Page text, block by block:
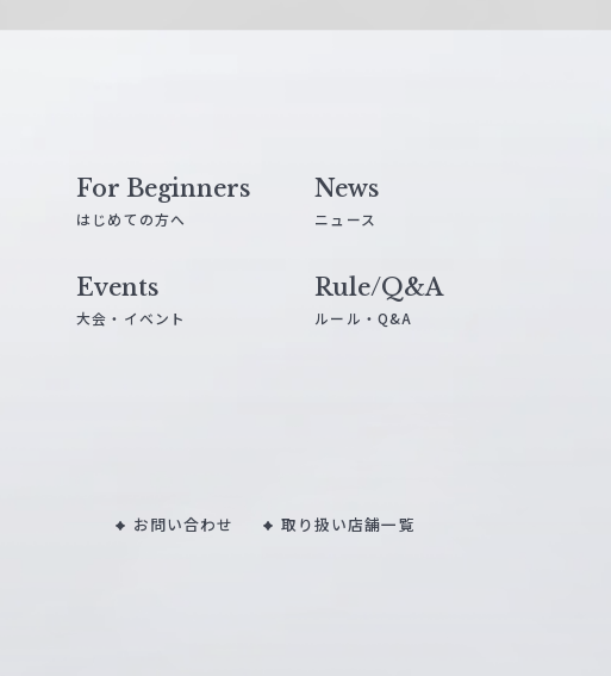
For Beginners
はじめての方へ
News
ニュース
Events
大会・イベント
Rule/Q&A
ルール・Q&A
お問い合わせ 取り扱い店舗一覧